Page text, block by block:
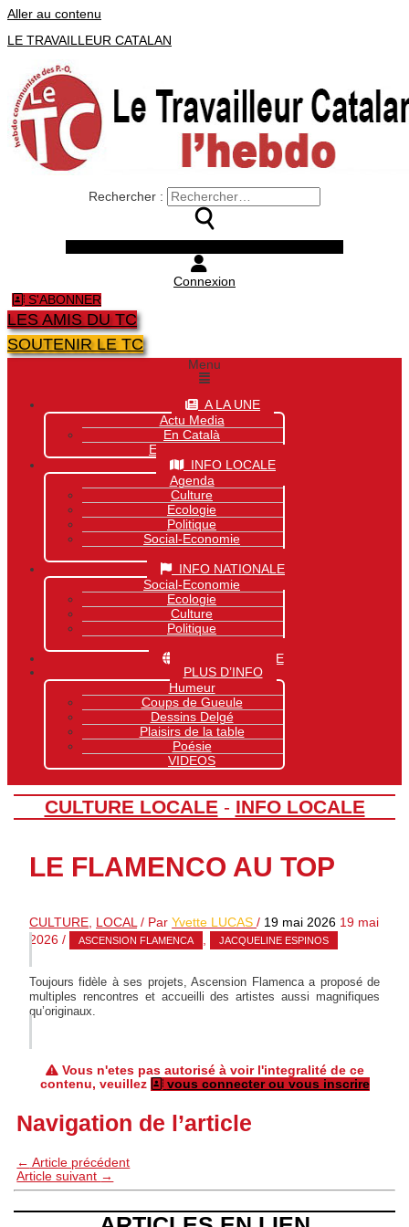
Aller au contenu
LE TRAVAILLEUR CATALAN
Rechercher :
Connexion
S'ABONNER
LES AMIS DU TC
SOUTENIR LE TC
Menu
A LA UNE
Actu Media
En Català
Exclusivité Site
INFO LOCALE
Agenda
Culture
Ecologie
Politique
Social-Economie
INFO NATIONALE
Social-Economie
Ecologie
Culture
Politique
INFO MONDIALE
PLUS D’INFO
Humeur
Coups de Gueule
Dessins Delgé
Plaisirs de la table
Poésie
VIDEOS
CULTURE LOCALE- INFO LOCALE
LE FLAMENCO AU TOP
CULTURE, LOCAL/ ParYvette LUCAS / 19 mai 2026 19 mai
2026 / ASCENSION FLAMENCA , JACQUELINE ESPINOS
Toujours fidèle à ses projets, Ascension Flamenca a proposé de
multiples rencontres et accueilli des artistes aussi magnifiques
qu’originaux.
Vous n'etes pas autorisé à voir l'integralité de ce
contenu, veuillez
vous connecter ou vous inscrire
Navigation de l’article
← Article précédent
Article suivant →